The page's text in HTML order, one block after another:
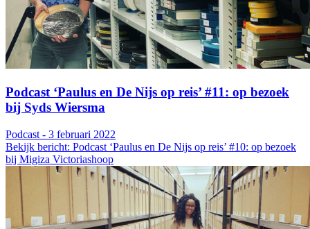
Podcast ‘Paulus en De Nijs op reis’ #11: op bezoek
bij Syds Wiersma
Podcast - 3 februari 2022
Bekijk bericht: Podcast ‘Paulus en De Nijs op reis’ #10: op bezoek
bij Migiza Victoriashoop